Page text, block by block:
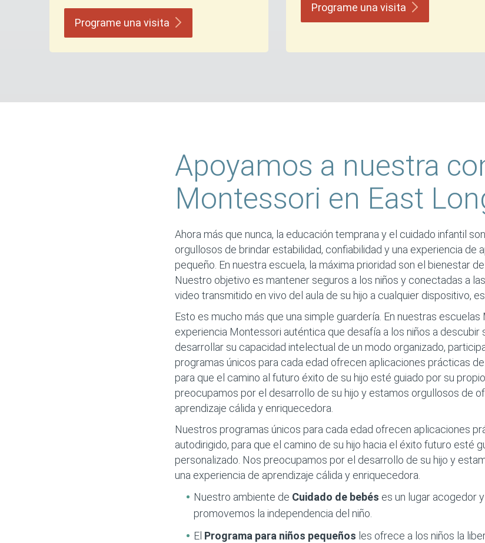
Programe una visita
Programe una visita
Apoyamos a nuestra
Montessori en East
Ahora más que nunca, la educación temprana y el cuidado infantil
orgullosos de brindar estabilidad, confiabilidad y una experiencia de
pequeño. En nuestra escuela, la máxima prioridad son el bienestar
Nuestro objetivo es mantener seguros a los niños y conectadas a
video transmitido en vivo del aula de su hijo a cualquier dispositivo,
Esto es mucho más que una simple guardería. En nuestras
experiencia Montessori auténtica que desafía a los niños a
desarrollar su capacidad intelectual de un modo organizado,
programas únicos para cada edad ofrecen aplicaciones prácticas
para que el camino al futuro éxito de su hijo esté guiado por su
preocupamos por el desarrollo de su hijo y estamos orgullosos de
aprendizaje cálida y enriquecedora.
Nuestros programas únicos para cada edad ofrecen aplicaciones
autodirigido, para que el camino de su hijo hacia el éxito futuro esté
personalizado. Nos preocupamos por el desarrollo de su hijo y
una experiencia de aprendizaje cálida y enriquecedora.
Nuestro ambiente de Cuidado de bebés es un lugar acogedor
promovemos la independencia del niño.
El Programa para niños pequeños les ofrece a los niños la